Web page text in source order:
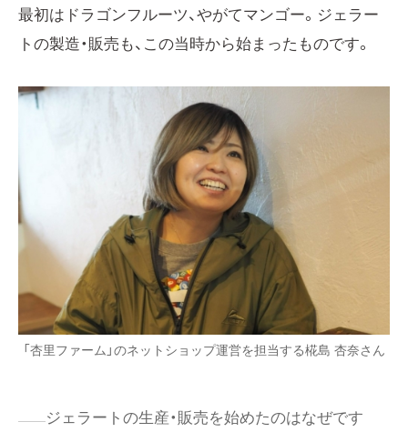
最初はドラゴンフルーツ、やがてマンゴー。ジェラー
トの製造・販売も、この当時から始まったものです。
「杏里ファーム」のネットショップ運営を担当する椛島 杏奈さん
ジェラートの生産・販売を始めたのはなぜです